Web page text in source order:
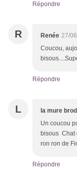
Répondre
R Renée 27/
Coucou,
Répondre
L la mure
Un coucou
bisous Chat
ron ron de
Répondre